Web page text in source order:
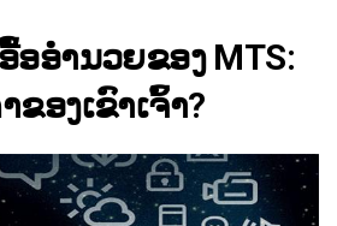
ອອໍານວຍຂອງ MTS:
ອງເຂົາເຈົ້າ?